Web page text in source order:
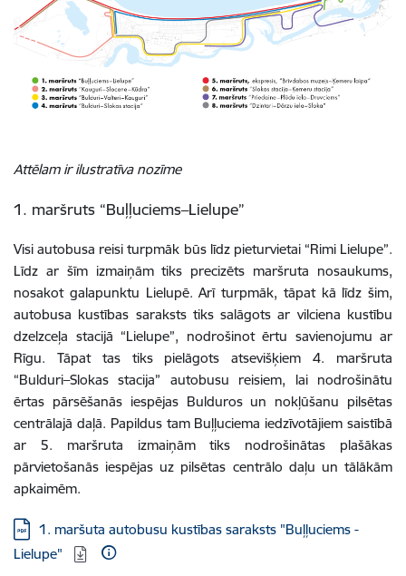
Attēlam ir ilustratīva nozīme
1. maršruts “Buļļuciems–Lielupe”
Visi autobusa reisi turpmāk būs līdz pieturvietai “Rimi Lielupe”.
Līdz ar šīm izmaiņām tiks precizēts maršruta nosaukums,
nosakot galapunktu Lielupē. Arī turpmāk, tāpat kā līdz šim,
autobusa kustības saraksts tiks salāgots ar vilciena kustību
dzelzceļa stacijā “Lielupe”, nodrošinot ērtu savienojumu ar
Rīgu.
Tāpat tas tiks pielāgots atsevišķiem 4. maršruta
“Bulduri–Slokas stacija” autobusu reisiem, lai nodrošinātu
ērtas pārsēšanās iespējas Bulduros un nokļūšanu pilsētas
centrālajā daļā. Papildus tam Buļļuciema iedzīvotājiem saistībā
ar 5. maršruta izmaiņām tiks nodrošinātas plašākas
pārvietošanās iespējas uz pilsētas centrālo daļu un tālākām
apkaimēm.
Lejupielādēt:
1. maršuta autobusu kustības saraksts "Buļļuciems -
Lielupe"